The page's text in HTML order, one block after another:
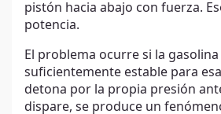
pistón hacia abajo con fuerza.
potencia.
El problema ocurre si la gasolina
suficientemente estable para
detona por la propia presión
dispare, se produce un